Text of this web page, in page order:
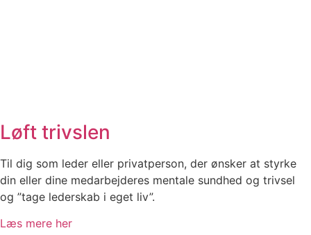
Løft trivslen
Til dig som leder eller privatperson, der ønsker at styrke
din eller dine medarbejderes mentale sundhed og trivsel
og ”tage lederskab i eget liv”.
Læs mere her